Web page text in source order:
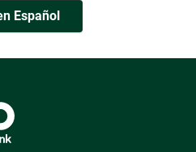
Español